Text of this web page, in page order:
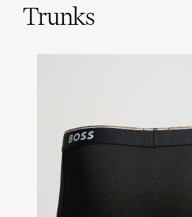
Trunks